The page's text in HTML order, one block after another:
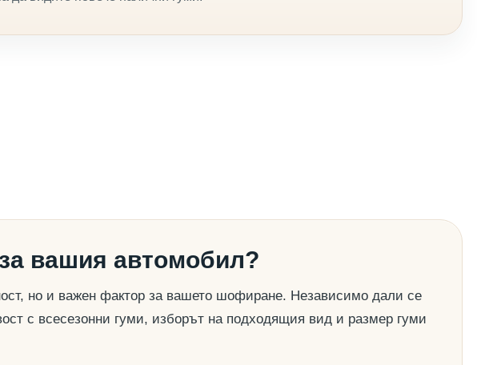
вашия автомобил?
но и важен фактор за вашето шофиране. Независимо дали се
с всесезонни гуми, изборът на подходящия вид и размер гуми